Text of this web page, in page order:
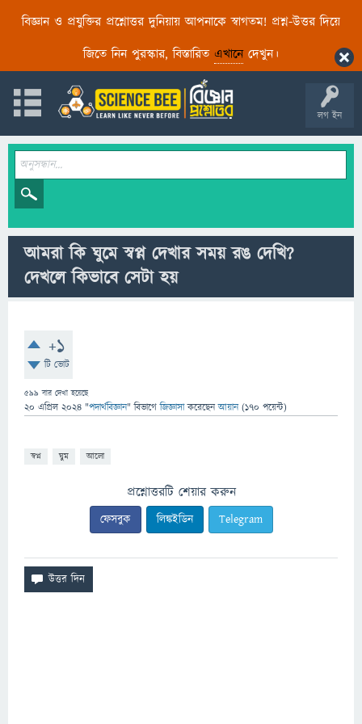
বিজ্ঞান ও প্রযুক্তির প্রশ্নোত্তর দুনিয়ায় আপনাকে স্বাগতম! প্রশ্ন-উত্তর দিয়ে
জিতে নিন পুরস্কার, বিস্তারিত এখানেদেখুন।
লগ ইন
আমরা কি ঘুমে স্বপ্ন দেখার সময় রঙ দেখি?
দেখলে কিভাবে সেটা হয়
+1
টি ভোট
599 বার দেখা হয়েছে
20 এপ্রিল 2024 "পদার্থবিজ্ঞান" বিভাগে জিজ্ঞাসাকরেছেনআয়ান (170 পয়েন্ট)
স্বপ্ন ঘুম আলো
প্রশ্নোত্তরটি শেয়ার করুন
ফেসবুক লিঙ্কইডিন Telegram